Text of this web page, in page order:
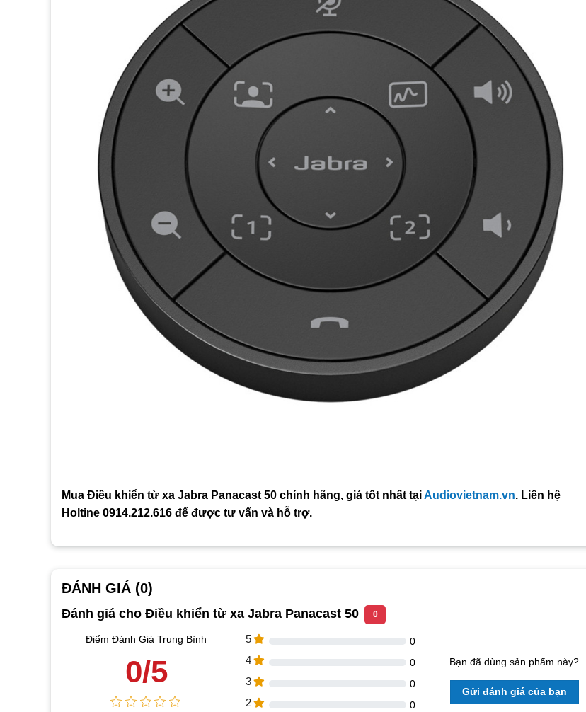
Mua Điều khiển từ xa Jabra Panacast 50 chính hãng, giá tốt nhất tạiAudiovietnam.vn. Liên hệ
Holtine 0914.212.616 để được tư vấn và hỗ trợ.
ĐÁNH GIÁ (0)
Đánh giá cho Điều khiển từ xa Jabra Panacast 50 0
Điểm Đánh Giá Trung Bình
0/5
5 0
4 0
3 0
2 0
Bạn đã dùng sản phẩm này?
Gửi đánh giá của bạn